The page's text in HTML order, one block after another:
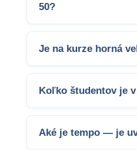
50?
Je na kurze horná
Koľko študentov je
Aké je tempo — je